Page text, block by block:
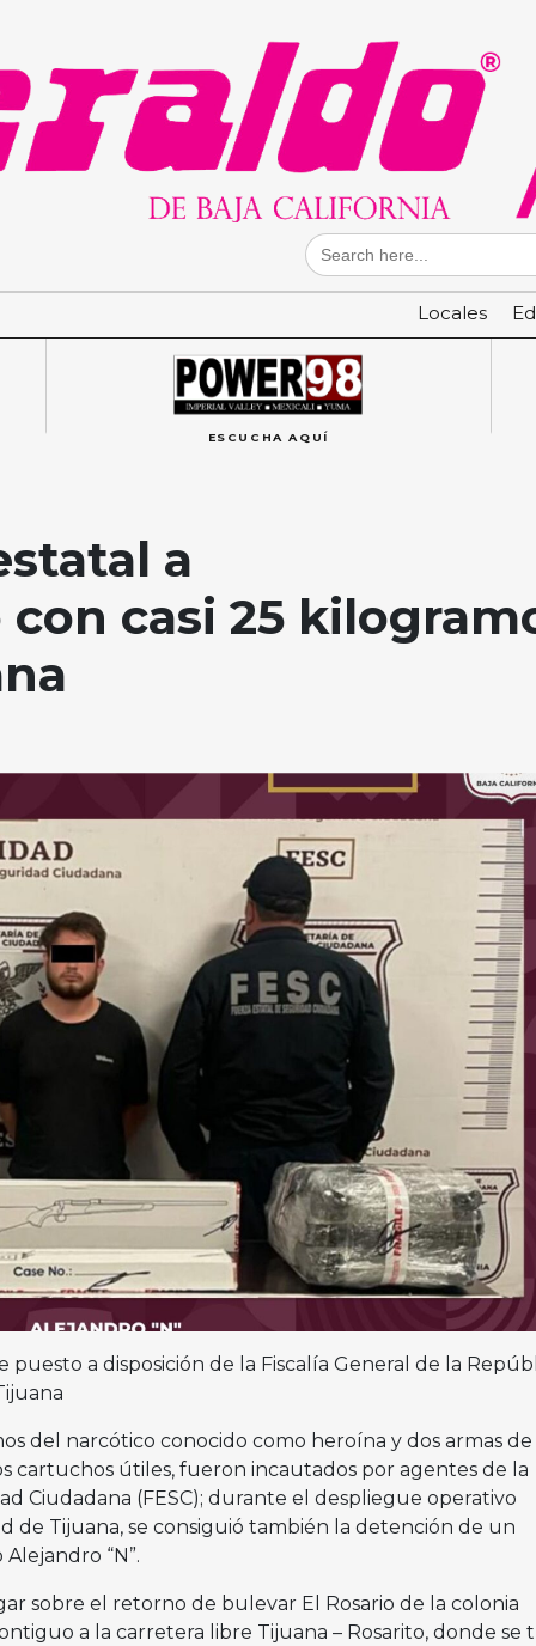
Search
for:
Locales
ESCUCHA AQUÍ
a
casi 25
a disposición de la Fiscalía General de la
del narcótico conocido como heroína y dos armas de
cartuchos útiles, fueron incautados por agentes de la
Ciudadana (FESC); durante el despliegue operativo
de Tijuana, se consiguió también la detención de un
“N”.
sobre el retorno de bulevar El Rosario de la colonia
a la carretera libre Tijuana – Rosarito, donde se